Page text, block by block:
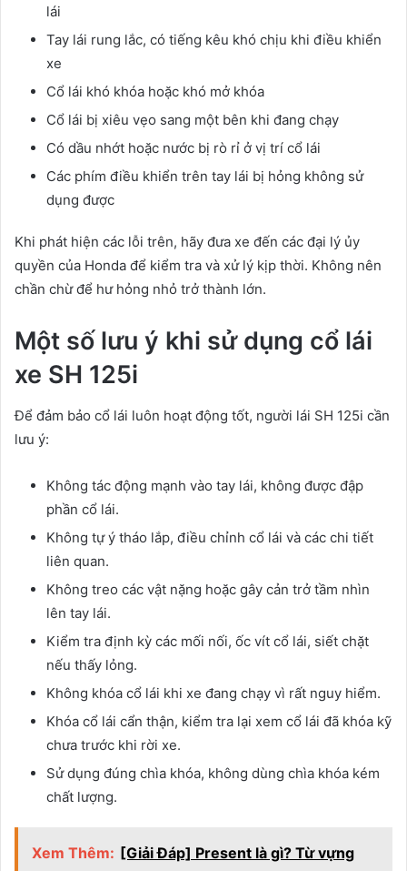
lái
Tay lái rung lắc, có tiếng kêu khó chịu khi điều khiển
xe
Cổ lái khó khóa hoặc khó mở khóa
Cổ lái bị xiêu vẹo sang một bên khi đang chạy
Có dầu nhớt hoặc nước bị rò rỉ ở vị trí cổ lái
Các phím điều khiển trên tay lái bị hỏng không sử
dụng được
Khi phát hiện các lỗi trên, hãy đưa xe đến các đại lý ủy
quyền của Honda để kiểm tra và xử lý kịp thời. Không nên
chần chừ để hư hỏng nhỏ trở thành lớn.
Một số lưu ý khi sử dụng cổ lái
xe SH 125i
Để đảm bảo cổ lái luôn hoạt động tốt, người lái SH 125i cần
lưu ý:
Không tác động mạnh vào tay lái, không được đập
phần cổ lái.
Không tự ý tháo lắp, điều chỉnh cổ lái và các chi tiết
liên quan.
Không treo các vật nặng hoặc gây cản trở tầm nhìn
lên tay lái.
Kiểm tra định kỳ các mối nối, ốc vít cổ lái, siết chặt
nếu thấy lỏng.
Không khóa cổ lái khi xe đang chạy vì rất nguy hiểm.
Khóa cổ lái cẩn thận, kiểm tra lại xem cổ lái đã khóa kỹ
chưa trước khi rời xe.
Sử dụng đúng chìa khóa, không dùng chìa khóa kém
chất lượng.
Xem Thêm: [Giải Đáp] Present là gì? Từ vựng